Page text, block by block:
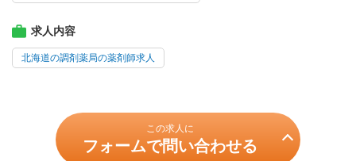
求人内容
北海道の調剤薬局の薬剤師求人
この求人に
フォームで問い合わせる